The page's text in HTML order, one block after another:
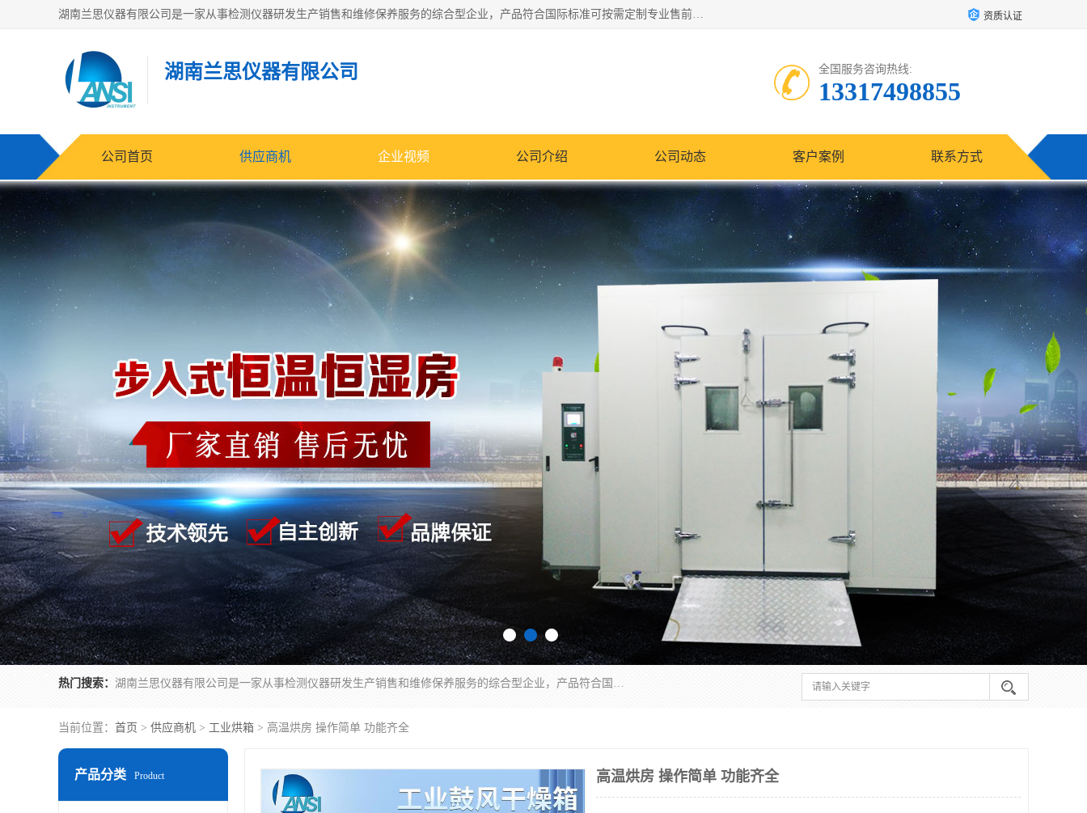
湖南兰思仪器有限公司是一家从事检测仪器研发生产销售和维修保养服务的综合型企业，产品符合国际标准可按需定制专业售前售后工程师，主要有门窗性能体验箱、门窗隔音展示箱、恒温恒湿试验箱、步入式恒温恒湿房、高低温试验箱、老化试验箱、老化试验房、恒温恒湿培养箱、水泥标准养护试验箱、电热鼓风干燥试验箱、真空干燥箱、工业烤箱、盐雾腐蚀试验箱等。 资质认证
湖南兰思仪器有限公司 全国服务咨询热线:
13317498855
公司首页 供应商机 企业视频 公司介绍 公司动态 客户案例 联系方式
热门搜索： 湖南兰思仪器有限公司是一家从事检测仪器研发生产销售和维修保养服务的综合型企业，产品符合国际标准可按需定制专业售前售后工程师，主要有门窗性能体验箱、门窗隔音展示箱、恒温恒湿试验箱、步入式恒温恒湿房、高低温试验箱、老化试验箱、老化试验房、恒温恒湿培养箱、水泥标准养护试验箱、电热鼓风干燥试验箱、真空干燥箱、工业烤箱、盐雾腐蚀试验箱等。
当前位置： 首页 > 供应商机 > 工业烘箱 > 高温烘房 操作简单 功能齐全
产品分类 Product 高温烘房 操作简单 功能齐全